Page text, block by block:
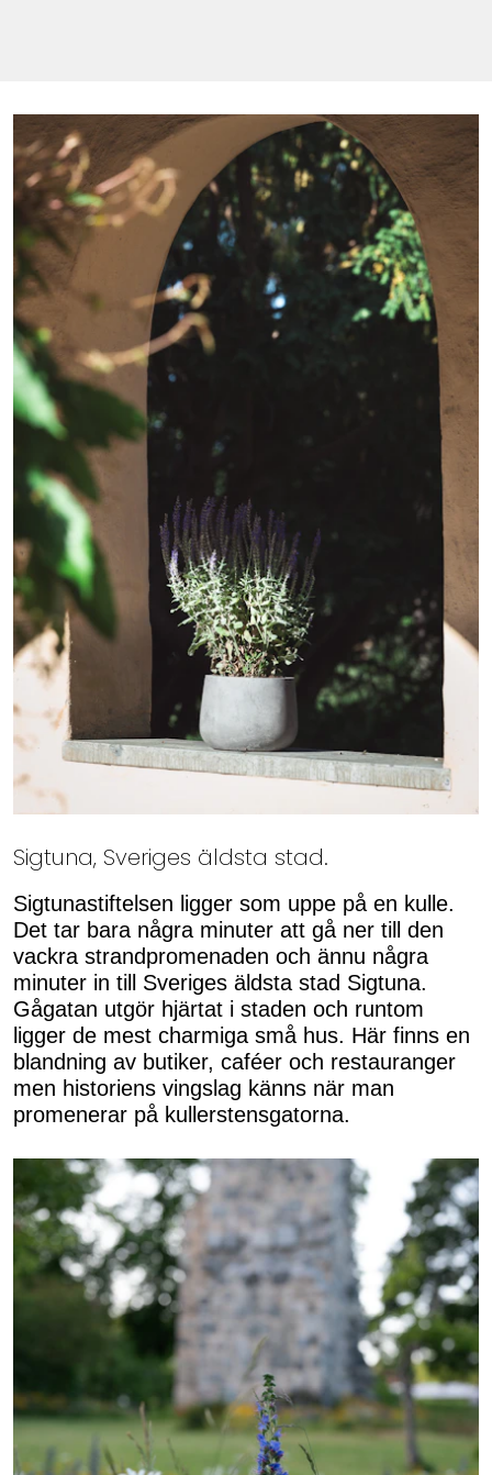
Sigtuna, Sveriges äldsta stad.
Sigtunastiftelsen ligger som uppe på en kulle.
Det tar bara några minuter att gå ner till den
vackra strandpromenaden och ännu några
minuter in till Sveriges äldsta stad Sigtuna.
Gågatan utgör hjärtat i staden och runtom
ligger de mest charmiga små hus. Här finns en
blandning av butiker, caféer och restauranger
men historiens vingslag känns när man
promenerar på kullerstensgatorna.